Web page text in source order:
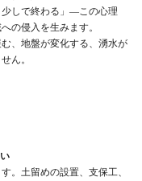
少しで終わる」—この心理
の侵入を生みます。
、地盤が変化する、湧水が
ん。
。土留めの設置、支保工、